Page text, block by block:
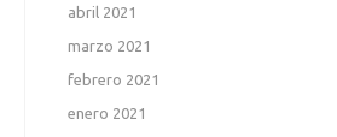
abril 2021
marzo 2021
febrero 2021
enero 2021